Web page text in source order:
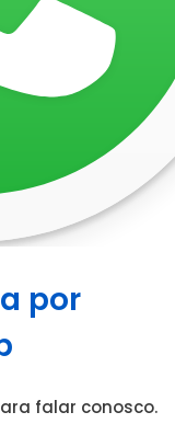
por
falar conosco.